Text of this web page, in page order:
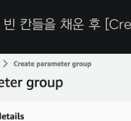
칸들을 채운 후